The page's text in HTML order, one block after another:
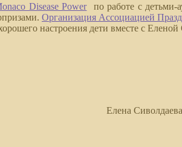
Disease Powerпо работе с детьми-
Организация Ассоциацией
настроения дети вместе с
Елена